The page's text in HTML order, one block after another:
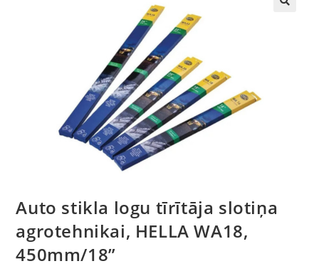
Auto stikla logu tīrītāja slotiņa
agrotehnikai, HELLA WA18,
450mm/18”